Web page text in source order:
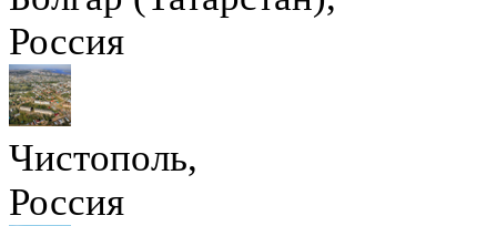
Россия
Чистополь,
Россия